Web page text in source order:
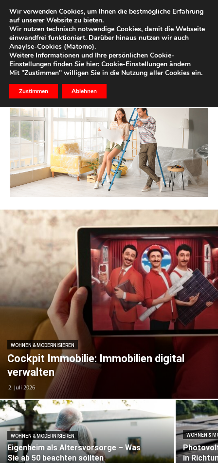
Start Immobilien WOHNEN & MODERNISIEREN
WOHNEN & MODERNISIEREN
WOHNEN & MODERNISIEREN
Cockpit Immobilie: Immobilien digital
verwalten
2. Juli 2026
WOHNEN & MODERNISIEREN
Eigenheim als Altersvorsorge – Was
Sie ab 50 beachten sollten
WOHNEN &
in
Wir verwenden Cookies, um Ihnen die bestmögliche Erfahrung
auf unserer Website zu bieten.
Wir nutzen technisch notwendige Cookies, damit die Webseite
einwandfrei funktioniert. Darüber hinaus nutzen wir auch
Anaylse-Cookies (Matomo).
Weitere Informationen und Ihre persönlichen Cookie-
Einstellungen finden Sie hier: Cookie-Einstellungen ändern
Mit "Zustimmen" willigen Sie in die Nutzung aller Cookies ein.
Zustimmen Ablehnen